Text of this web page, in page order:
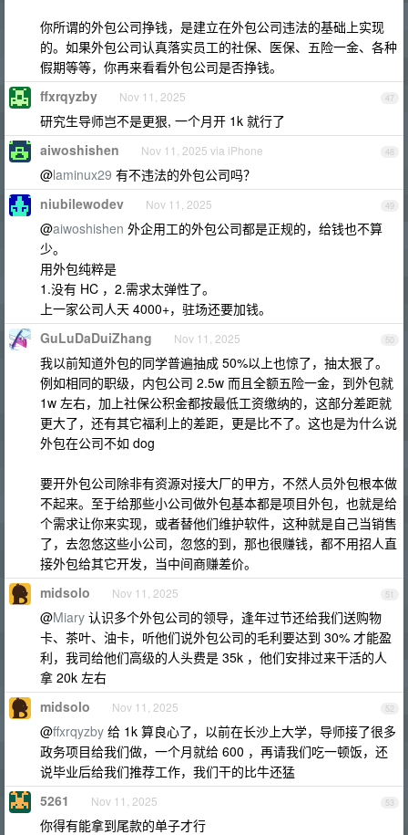
你所谓的外包公司挣钱，是建立在外包公司违法的基础上实现
的。如果外包公司认真落实员工的社保、医保、五险一金、各种
假期等等，你再来看看外包公司是否挣钱。
47
ffxrqyzby Nov 11, 2025
研究生导师岂不是更狠, 一个月开 1k 就行了
48
aiwoshishen Nov 11, 2025 via iPhone
@laminux29 有不违法的外包公司吗？
49
niubilewodev Nov 11, 2025
@aiwoshishen 外企用工的外包公司都是正规的，给钱也不算
少。
用外包纯粹是
1.没有 HC ，2.需求太弹性了。
上一家公司人天 4000+，驻场还要加钱。
50
GuLuDaDuiZhang Nov 11, 2025
我以前知道外包的同学普遍抽成 50%以上也惊了，抽太狠了。
例如相同的职级，内包公司 2.5w 而且全额五险一金，到外包就
1w 左右，加上社保公积金都按最低工资缴纳的，这部分差距就
更大了，还有其它福利上的差距，更是比不了。这也是为什么说
外包在公司不如 dog
要开外包公司除非有资源对接大厂的甲方，不然人员外包根本做
不起来。至于给那些小公司做外包基本都是项目外包，也就是给
个需求让你来实现，或者替他们维护软件，这种就是自己当销售
了，去忽悠这些小公司，忽悠的到，那也很赚钱，都不用招人直
接外包给其它开发，当中间商赚差价。
51
midsolo Nov 11, 2025
@Miary 认识多个外包公司的领导，逢年过节还给我们送购物
卡、茶叶、油卡，听他们说外包公司的毛利要达到 30% 才能盈
利，我司给他们高级的人头费是 35k ，他们安排过来干活的人
拿 20k 左右
52
midsolo Nov 11, 2025
@ffxrqyzby 给 1k 算良心了，以前在长沙上大学，导师接了很多
政务项目给我们做，一个月就给 600 ，再请我们吃一顿饭，还
说毕业后给我们推荐工作，我们干的比牛还猛
53
5261 Nov 11, 2025
你得有能拿到尾款的单子才行